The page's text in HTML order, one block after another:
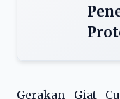
Gerakan Giat